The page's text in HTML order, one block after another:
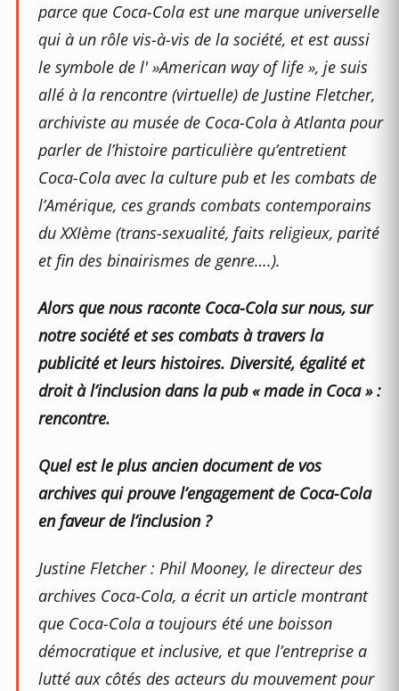
parce que Coca-Cola est une marque universelle
qui à un rôle vis-à-vis de la société, et est aussi
le symbole de l' »American way of life », je suis
allé à la rencontre (virtuelle) de Justine Fletcher,
archiviste au musée de Coca-Cola à Atlanta pour
parler de l’histoire particulière qu’entretient
Coca-Cola avec la culture pub et les combats de
l’Amérique, ces grands combats contemporains
du XXIème (trans-sexualité, faits religieux, parité
et fin des binairismes de genre….).
Alors que nous raconte Coca-Cola sur nous, sur
notre société et ses combats à travers la
publicité et leurs histoires. Diversité, égalité et
droit à l’inclusion dans la pub « made in Coca » :
rencontre.
Quel est le plus ancien document de vos
archives qui prouve l’engagement de Coca-Cola
en faveur de l’inclusion ?
Justine Fletcher : Phil Mooney, le directeur des
archives Coca-Cola, a écrit un article montrant
que Coca-Cola a toujours été une boisson
démocratique et inclusive, et que l’entreprise a
lutté aux côtés des acteurs du mouvement pour